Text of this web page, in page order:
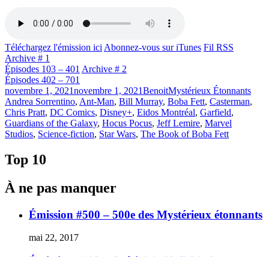
Téléchargez l'émission ici Abonnez-vous sur iTunes Fil RSS
Archive # 1
Épisodes 103 – 401 Archive # 2
Épisodes 402 – 701
Publié
le
novembre 1, 2021novembre 1, 2021BenoitCatégories
Mystérieux Étonnants
Andrea Sorrentino, Ant-Man, Bill Murray, Boba Fett, Casterman,
Chris Pratt, DC Comics, Disney+, Eidos Montréal, Garfield,
Guardians of the Galaxy, Hocus Pocus, Jeff Lemire, Marvel
Studios, Science-fiction, Star Wars, The Book of Boba Fett
Top 10
À ne pas manquer
Émission #500 – 500e des Mystérieux étonnants
mai 22, 2017